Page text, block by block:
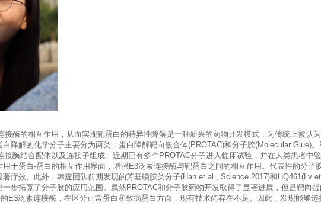
酶的相互作用，从而实现靶蛋白的特异性降解是一种新兴的药物开发模式，为传统上被认为
降解的化学分子主要分为两类：蛋白降解靶向嵌合体(PROTAC)和分子胶(Molecular Glue)
酶结合配体以及连接子组成。近期已有多个PROTAC分子进入临床试验，并在人类患者中
于蛋白-蛋白的相互作用界面，增强E3泛素连接酶与靶蛋白之间的相互作用。代表性的分子
疗效。此外，韩霆团队前期发现的芳基磺胺类分子(Han et al., Science 2017)和HQ461(Lv
步拓宽了分子胶的应用范围。虽然PROTAC和分子胶药物开发取得了显著进展，但是靶向
E3泛素连接酶，在区分正常蛋白和致病蛋白方面，现有技术尚存在不足。因此，发现能够